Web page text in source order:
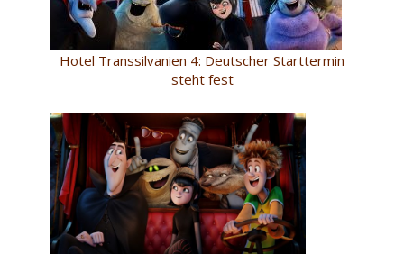
Hotel Transsilvanien 4: Deutscher Starttermin
steht fest